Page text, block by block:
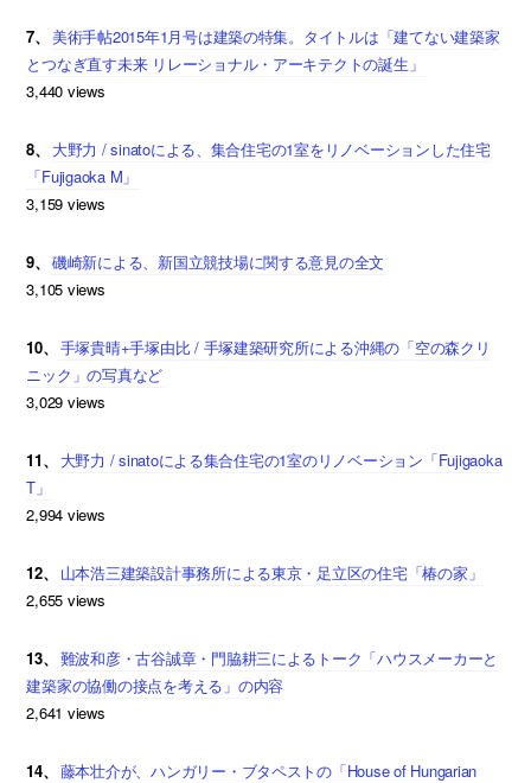
7、
美術手帖2015年1月号は建築の特集。タイトルは「建てない建築家
とつなぎ直す未来 リレーショナル・アーキテクトの誕生」
3,440 views
8、
大野力 / sinatoによる、集合住宅の1室をリノベーションした住宅
「Fujigaoka M」
3,159 views
9、
磯崎新による、新国立競技場に関する意見の全文
3,105 views
10、
手塚貴晴+手塚由比 / 手塚建築研究所による沖縄の「空の森クリ
ニック」の写真など
3,029 views
11、
大野力 / sinatoによる集合住宅の1室のリノベーション「Fujigaoka
T」
2,994 views
12、
山本浩三建築設計事務所による東京・足立区の住宅「椿の家」
2,655 views
13、
難波和彦・古谷誠章・門脇耕三によるトーク「ハウスメーカーと
建築家の協働の接点を考える」の内容
2,641 views
14、
藤本壮介が、ハンガリー・ブタペストの「House of Hungarian